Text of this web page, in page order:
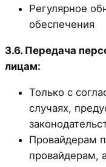
Регулярное
обеспечения
3.6. Передача
лицам:
Только с
случаях,
Провайдерам
провайдерам,